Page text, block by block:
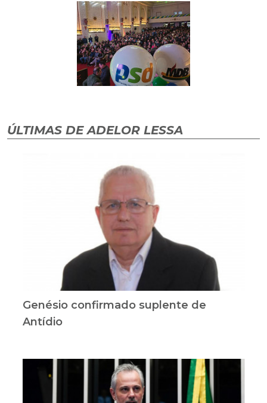
ÚLTIMAS DE ADELOR LESSA
Genésio confirmado suplente de
Antídio